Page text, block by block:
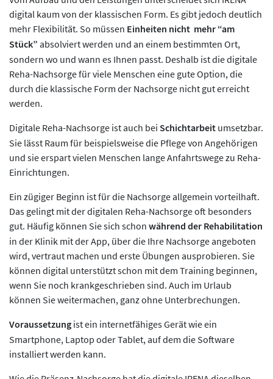
digital kaum von der klassischen Form. Es gibt jedoch deutlich
mehr Flexibilität. So müssen Einheiten nicht mehr “am
Stück” absolviert werden und an einem bestimmten Ort,
sondern wo und wann es Ihnen passt. Deshalb ist die digitale
Reha-Nachsorge für viele Menschen eine gute Option, die
durch die klassische Form der Nachsorge nicht gut erreicht
werden.
Digitale Reha-Nachsorge ist auch bei Schichtarbeit umsetzbar.
Sie lässt Raum für beispielsweise die Pflege von Angehörigen
und sie erspart vielen Menschen lange Anfahrtswege zu Reha-
Einrichtungen.
Ein zügiger Beginn ist für die Nachsorge allgemein vorteilhaft.
Das gelingt mit der digitalen Reha-Nachsorge oft besonders
gut. Häufig können Sie sich schon während der Rehabilitation
in der Klinik mit der App, über die Ihre Nachsorge angeboten
wird, vertraut machen und erste Übungen ausprobieren. Sie
können digital unterstützt schon mit dem Training beginnen,
wenn Sie noch krankgeschrieben sind. Auch im Urlaub
können Sie weitermachen, ganz ohne Unterbrechungen.
Voraussetzung ist ein internetfähiges Gerät wie ein
Smartphone, Laptop oder Tablet, auf dem die Software
installiert werden kann.